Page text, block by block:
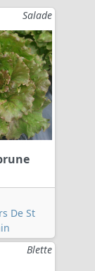
Salade
De St
Blette